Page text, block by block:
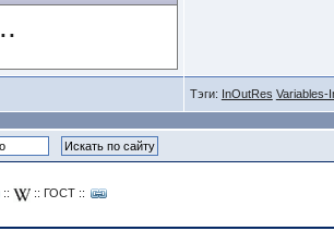
Тэги: InOutRes Variables-
:: :: ГОСТ::